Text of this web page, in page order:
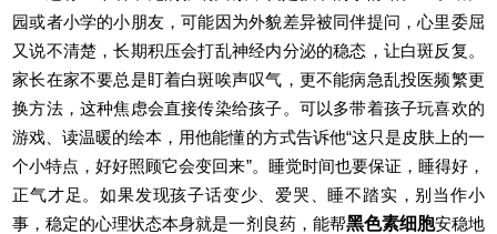
园或者小学的小朋友，可能因为外貌差异被同伴提问，心里委屈
又说不清楚，长期积压会打乱神经内分泌的稳态，让白斑反复。
家长在家不要总是盯着白斑唉声叹气，更不能病急乱投医频繁更
换方法，这种焦虑会直接传染给孩子。可以多带着孩子玩喜欢的
游戏、读温暖的绘本，用他能懂的方式告诉他“这只是皮肤上的一
个小特点，好好照顾它会变回来”。睡觉时间也要保证，睡得好，
正气才足。如果发现孩子话变少、爱哭、睡不踏实，别当作小
事，稳定的心理状态本身就是一剂良药，能帮黑色素细胞安稳地